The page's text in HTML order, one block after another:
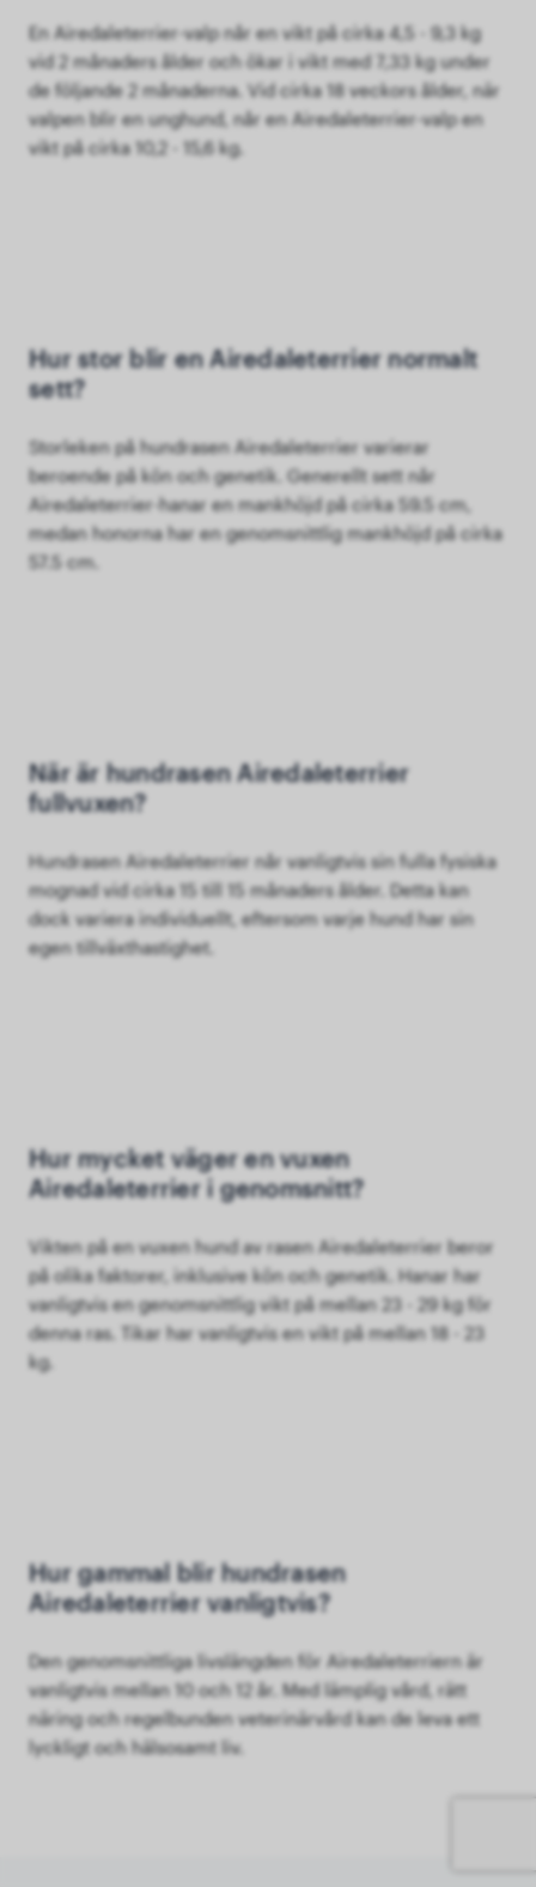
En Airedaleterrier-valp når en vikt på cirka 4,5 - 9,3 kg
vid 2 månaders ålder och ökar i vikt med 7,33 kg under
de följande 2 månaderna. Vid cirka 18 veckors ålder, när
valpen blir en unghund, når en Airedaleterrier-valp en
vikt på cirka 10,2 - 15,6 kg.
Hur stor blir en Airedaleterrier normalt
sett?
Storleken på hundrasen Airedaleterrier varierar
beroende på kön och genetik. Generellt sett når
Airedaleterrier-hanar en mankhöjd på cirka 59.5 cm,
medan honorna har en genomsnittlig mankhöjd på cirka
57.5 cm.
När är hundrasen Airedaleterrier
fullvuxen?
Hundrasen Airedaleterrier når vanligtvis sin fulla fysiska
mognad vid cirka 15 till 15 månaders ålder. Detta kan
dock variera individuellt, eftersom varje hund har sin
egen tillväxthastighet.
Hur mycket väger en vuxen
Airedaleterrier i genomsnitt?
Vikten på en vuxen hund av rasen Airedaleterrier beror
på olika faktorer, inklusive kön och genetik. Hanar har
vanligtvis en genomsnittlig vikt på mellan 23 - 29 kg för
denna ras. Tikar har vanligtvis en vikt på mellan 18 - 23
kg.
Hur gammal blir hundrasen
Airedaleterrier vanligtvis?
Den genomsnittliga livslängden för Airedaleterriern är
vanligtvis mellan 10 och 12 år. Med lämplig vård, rätt
näring och regelbunden veterinärvård kan de leva ett
lyckligt och hälsosamt liv.